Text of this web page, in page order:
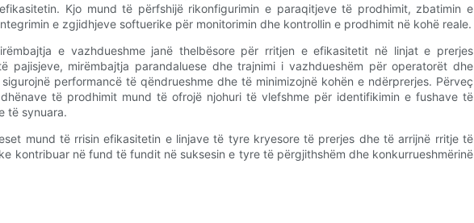
Kjo mund të përfshijë rikonfigurimin e paraqitjeve të prodhimit, zbatimin e
e zgjidhjeve softuerike për monitorimin dhe kontrollin e prodhimit në kohë reale.
e vazhdueshme janë thelbësore për rritjen e efikasitetit në linjat e prerjes
pajisjeve, mirëmbajtja parandaluese dhe trajnimi i vazhdueshëm për operatorët dhe
performancë të qëndrueshme dhe të minimizojnë kohën e ndërprerjes. Përveç
të prodhimit mund të ofrojë njohuri të vlefshme për identifikimin e fushave të
të synuara.
mund të rrisin efikasitetin e linjave të tyre kryesore të prerjes dhe të arrijnë rritje të
kontribuar në fund të fundit në suksesin e tyre të përgjithshëm dhe konkurrueshmërinë